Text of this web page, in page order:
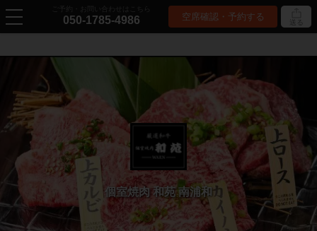
050-1785-4986 空席確認・予約する 送る
個室焼肉 和苑 南浦和